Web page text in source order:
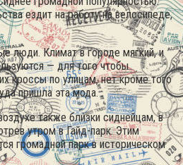
ездит на работу на велосипеде,
люди. Климат в городе мягкий, и
— для того чтобы
кроссы по улицам, нет кроме того
пришла эта мода.
также близки сиднейцам, в
утром в Гайд-парк. Этим
громадной парк в историческом